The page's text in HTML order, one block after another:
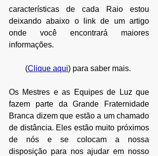
características de cada Raio estou
deixando abaixo o link de um artigo
onde você encontrará maiores
informações.
(Clique aqui) para saber mais.
Os Mestres e as Equipes de Luz que
fazem parte da Grande Fraternidade
Branca dizem que estão a um chamado
de distância. Eles estão muito próximos
de nós e se colocam a nossa
disposição para nos ajudar em nosso